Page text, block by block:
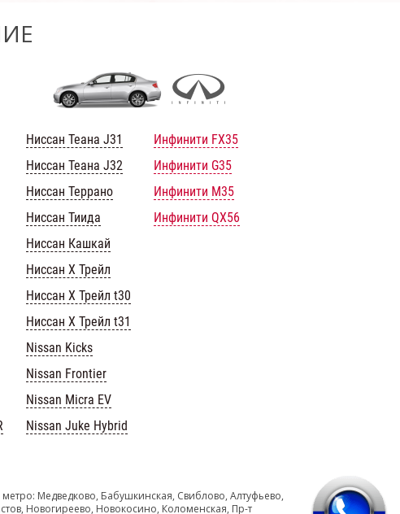
Ниссан Теана J31
Ниссан Теана J32
Ниссан Террано
Ниссан Тиида
Ниссан Кашкай
Ниссан Х Трейл
Ниссан Х Трейл t30
Ниссан Х Трейл t31
Nissan Kicks
Nissan Frontier
Nissan Micra EV
Nissan Juke Hybrid
Инфинити FX35
Инфинити G35
Инфинити M35
Инфинити QX56
Медведково, Бабушкинская, Свиблово, Алтуфьево,
Новогиреево, Новокосино, Коломенская, Пр-т